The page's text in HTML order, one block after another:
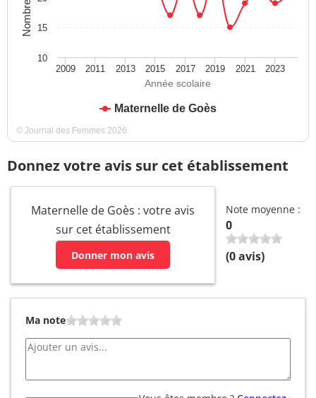
Année scolaire
Maternelle de Goès
2009 2011 2013 2015 2017 2019 2021 2023
10
15
© Journal des Femmes 2026
Donnez votre avis sur cet établissement
Maternelle de Goès : votre avis
sur cet établissement
Donner mon avis
Note moyenne :
0
(0avis)
Ma note